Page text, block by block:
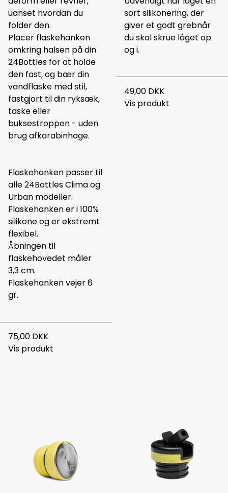
uanset hvordan du
folder den.
Placer flaskehanken
omkring halsen på din
24Bottles for at holde
den fast, og bær din
vandflaske med stil,
fastgjort til din ryksæk,
taske eller
buksestroppen - uden
brug afkarabinhage.
Flaskehanken passer til
alle 24Bottles Clima og
Urban modeller.
Flaskehanken er i 100%
silikone og er ekstremt
flexibel.
Åbningen til
flaskehovedet måler
3,3 cm.
Flaskehanken vejer 6
gr.
75,00 DKK
Vis produkt
sort silikonering, der
giver et godt grebnår
du skal skrue låget op
og i.
49,00 DKK
Vis produkt